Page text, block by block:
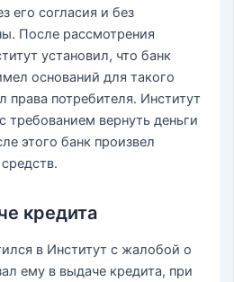
его согласия и без
После рассмотрения
установил, что банк
оснований для такого
права потребителя. Институт
требованием вернуть деньги
этого банк произвел
кредита
в Институт с жалобой о
ему в выдаче кредита, при